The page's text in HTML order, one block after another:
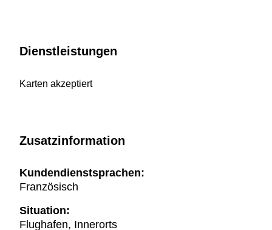
Dienstleistungen
Karten akzeptiert
Zusatzinformation
Kundendienstsprachen:
Französisch
Situation:
Flughafen, Innerorts